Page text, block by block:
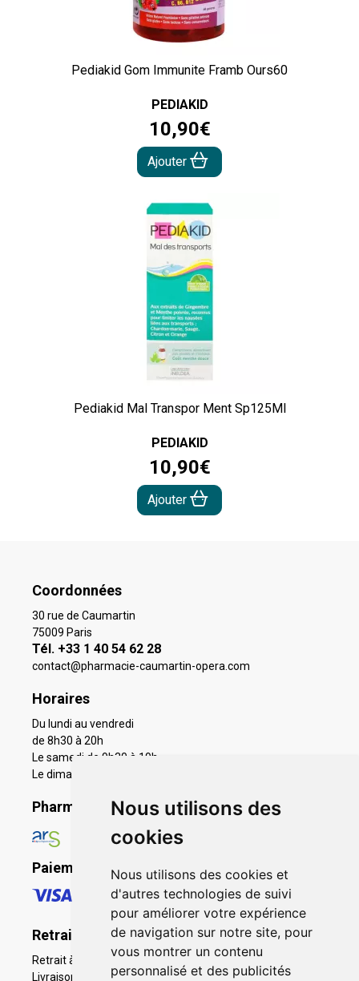
Nous utilisons des
cookies
Nous utilisons des cookies et
d'autres technologies de suivi
pour améliorer votre expérience
de navigation sur notre site, pour
vous montrer un contenu
personnalisé et des publicités
Pediakid Gom Immunite Framb Ours60
PEDIAKID
10,90€
Ajouter
Pediakid Mal Transpor Ment Sp125Ml
PEDIAKID
10,90€
Ajouter
Coordonnées
30 rue de Caumartin
75009 Paris
Tél. +33 1 40 54 62 28
contact@pharmacie-caumartin-opera.com
Horaires
Du lundi au vendredi
de 8h30 à 20h
Le samedi de 9h30 à 19h
Le dimanche 11h à 19h
Pharmacie en ligne agréée
Paiement sécurisé
Retrait - Livraison
Retrait à la pharmacie - Click & Collect
Livraison en Point Relais